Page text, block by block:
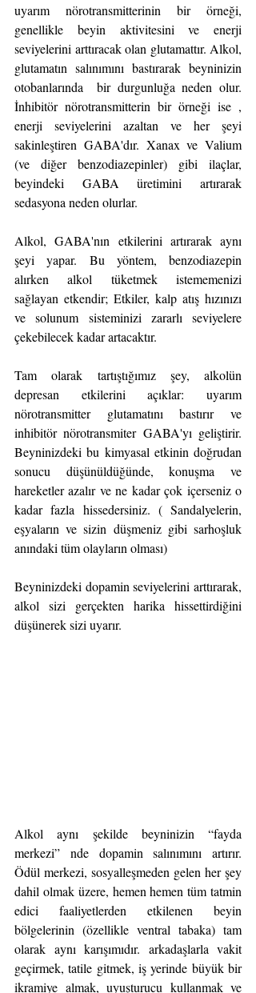
uyarım nörotransmitterinin bir örneği,
genellikle beyin aktivitesini ve enerji
seviyelerini arttıracak olan glutamattır. Alkol,
glutamatın salınımını bastırarak beyninizin
otobanlarında  bir durgunluğa neden olur.
İnhibitör nörotransmitterin bir örneği ise ,
enerji seviyelerini azaltan ve her şeyi
sakinleştiren GABA'dır. Xanax ve Valium
(ve diğer benzodiazepinler) gibi ilaçlar,
beyindeki GABA üretimini artırarak
sedasyona neden olurlar.
Alkol, GABA'nın etkilerini artırarak aynı
şeyi yapar. Bu yöntem, benzodiazepin
alırken alkol tüketmek istememenizi
sağlayan etkendir; Etkiler, kalp atış hızınızı
ve solunum sisteminizi zararlı seviyelere
çekebilecek kadar artacaktır.
Tam olarak tartıştığımız şey, alkolün
depresan etkilerini açıklar: uyarım
nörotransmitter glutamatını bastırır ve
inhibitör nörotransmiter GABA'yı geliştirir.
Beyninizdeki bu kimyasal etkinin doğrudan
sonucu düşünüldüğünde, konuşma ve
hareketler azalır ve ne kadar çok içerseniz o
kadar fazla hissedersiniz. ( Sandalyelerin,
eşyaların ve sizin düşmeniz gibi sarhoşluk
anındaki tüm olayların olması)
Beyninizdeki dopamin seviyelerini arttırarak,
alkol sizi gerçekten harika hissettirdiğini
düşünerek sizi uyarır.
Alkol aynı şekilde beyninizin “fayda
merkezi” nde dopamin salınımını artırır.
Ödül merkezi, sosyalleşmeden gelen her şey
dahil olmak üzere, hemen hemen tüm tatmin
edici faaliyetlerden etkilenen beyin
bölgelerinin (özellikle ventral tabaka) tam
olarak aynı karışımıdır. arkadaşlarla vakit
geçirmek, tatile gitmek, iş yerinde büyük bir
ikramiye almak, uyuşturucu kullanmak ve